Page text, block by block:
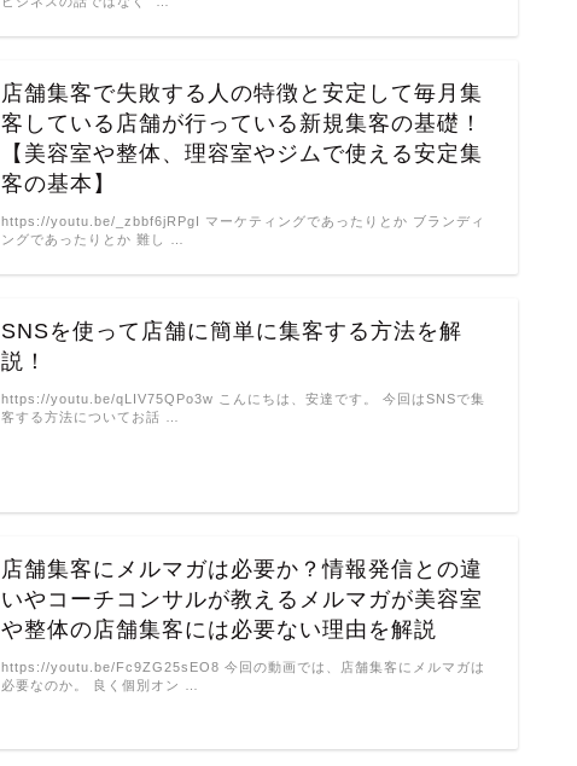
店舗集客で失敗する人の特徴と安定して毎月集
客している店舗が行っている新規集客の基礎！
【美容室や整体、理容室やジムで使える安定集
客の基本】
https://youtu.be/_zbbf6jRPgI マーケティングであったりとか ブランディ
ングであったりとか 難し …
SNSを使って店舗に簡単に集客する方法を解
説！
https://youtu.be/qLIV75QPo3w こんにちは、安達です。 今回はSNSで集
客する方法についてお話 …
店舗集客にメルマガは必要か？情報発信との違
いやコーチコンサルが教えるメルマガが美容室
や整体の店舗集客には必要ない理由を解説
https://youtu.be/Fc9ZG25sEO8 今回の動画では、店舗集客にメルマガは
必要なのか。 良く個別オン …